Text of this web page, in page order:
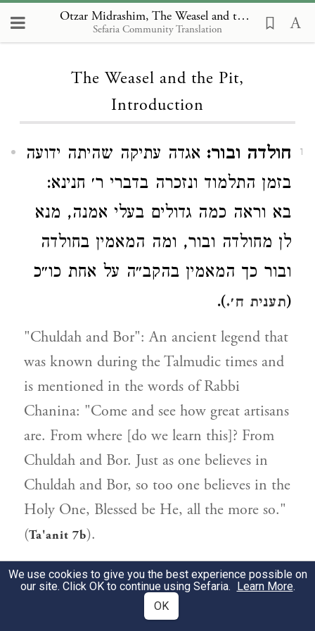
Otzar Midrashim, The Weasel and the Pit, Introduction
Sefaria Community Translation
Loading...
The Weasel and the Pit,
Introduction
1 חולדה ובור: אגדה עתיקה שהיתה ידועה
בזמן התלמוד ונזכרה בדברי ר׳ חנינא:
בא וראה כמה גדולים בעלי אמנה, מנא
לן מחולדה ובור, ומה המאמין בחולדה
ובור כך המאמין בהקב״ה על אחת כו״כ
(תענית ח׳.).
"Chuldah and Bor": An ancient legend that
was known during the Talmudic times and
is mentioned in the words of Rabbi
Chanina: "Come and see how great artisans
are. From where [do we learn this]? From
Chuldah and Bor. Just as one believes in
Chuldah and Bor, so too one believes in the
Holy One, Blessed be He, all the more so."
(Ta'anit 7b).
2 רש״יהביא זה המעשה ונמצא ג״כ
פחד יצחק
We use cookies to give you the best experience possible on
our site. Click OK to continue using Sefaria. Learn More.
OK